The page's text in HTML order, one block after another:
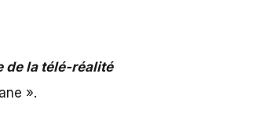
de la télé-réalité
».